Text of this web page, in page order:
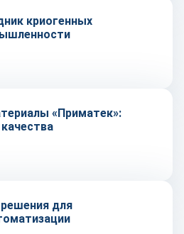
криогенных
«Приматек»:
для